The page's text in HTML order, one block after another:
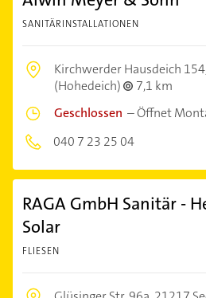
SANITÄRINSTALLATIONEN
Kirchwerder Hausdeich
(Hohedeich)
7,1 km
Geschlossen –Öffnet
040 7 23 25 04
RAGA GmbH Sanitär -
Solar
FLIESEN